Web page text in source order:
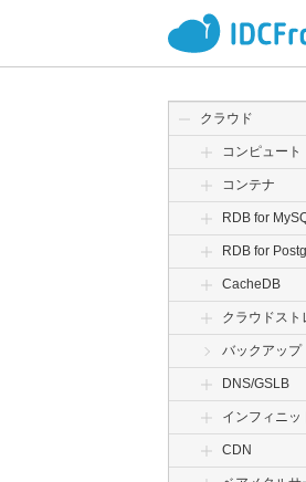
クラウド
コンピュート
コンテナ
RDB for
RDB for
CacheDB
クラウドスト
バックアップ
DNS/GSLB
インフィニッ
CDN